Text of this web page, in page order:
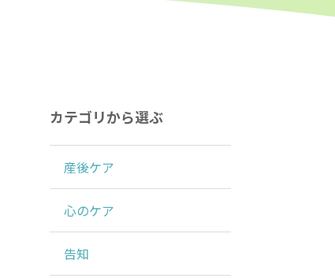
カテゴリから選ぶ
産後ケア
心のケア
告知